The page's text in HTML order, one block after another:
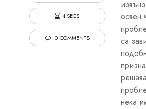
4 SECS
0 COMMENTS
освен
са
нека